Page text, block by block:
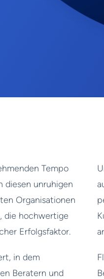
Tempo
diesen unruhigen
Organisationen
die hochwertige
Erfolgsfaktor.
in dem
Beratern und